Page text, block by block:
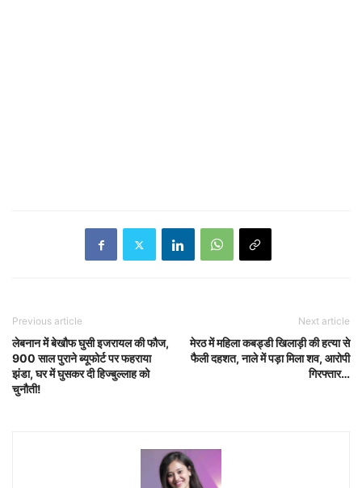
Previous article
लेबनान में बेखौफ घुसी इजरायल की फौज,
900 साल पुराने ब्यूफोर्ट पर फहराया
झंडा, घर में घुसकर दी हिज्बुल्लाह को
चुनौती!
Next article
मेरठ में महिला कबड्डी खिलाड़ी की हत्या से
फैली दहशत, नाले में पड़ा मिला शव, आरोपी
गिरफ्तार…